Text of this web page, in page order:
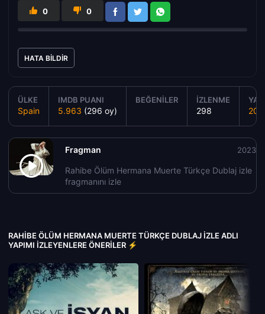
0 0
HATA BILDIR
ÜLKE
Spain
IMDB PUANI
5.963 (296 oy)
BEĞENILER İZLENME
298
Fragman
Rahibe Ölüm Hermana Muerte Türkçe Dublaj izle
fragmanını izle
2023
RAHIBE ÖLÜM HERMANA MUERTE TÜRKÇE DUBLAJ IZLE ADLI
YAPIMI İZLEYENLERE ÖNERILER ⚡